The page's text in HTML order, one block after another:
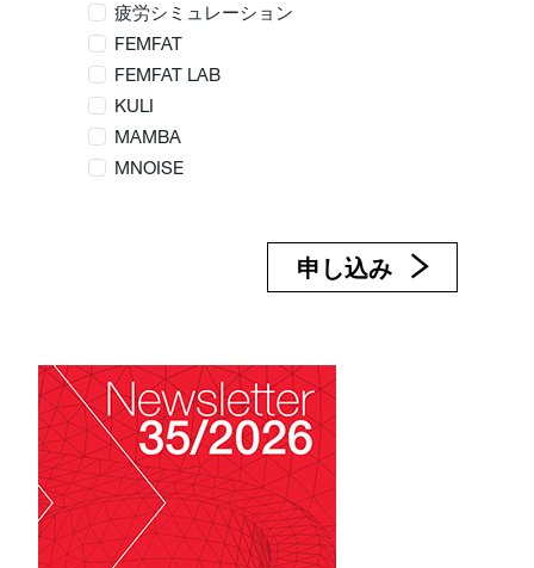
疲労シミュレーション
FEMFAT
FEMFAT LAB
KULI
MAMBA
MNOISE
申し込み